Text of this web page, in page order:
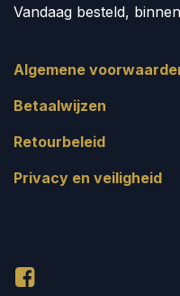
Vandaag besteld,
Algemene
Betaalwijzen
Retourbeleid
Privacy en veiligheid